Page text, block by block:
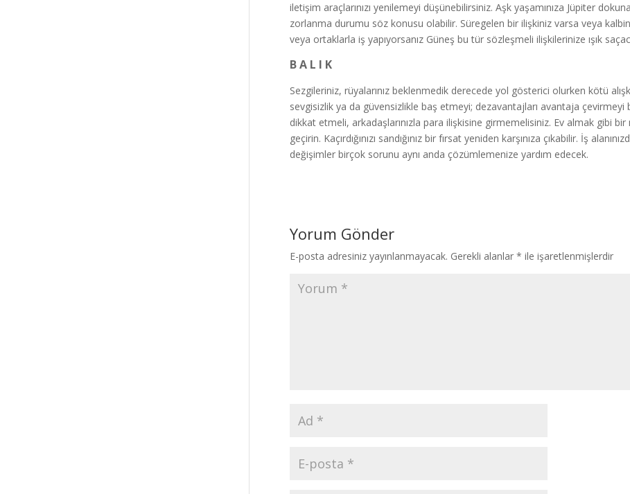
iletişim araçlarınızı yenilemeyi düşünebilirsiniz. Aşk yaşamınıza Jüpiter
zorlanma durumu söz konusu olabilir. Süregelen bir ilişkiniz varsa veya
veya ortaklarla iş yapıyorsanız Güneş bu tür sözleşmeli ilişkilerinize ışık
B A L I K
Sezgileriniz, rüyalarınız beklenmedik derecede yol gösterici olurken kötü
sevgisizlik ya da güvensizlikle baş etmeyi; dezavantajları avantaja çevirmeyi
dikkat etmeli, arkadaşlarınızla para ilişkisine girmemelisiniz. Ev almak gibi
geçirin. Kaçırdığınızı sandığınız bir fırsat yeniden karşınıza çıkabilir. İş
değişimler birçok sorunu aynı anda çözümlemenize yardım edecek.
Yorum Gönder
E-posta adresiniz yayınlanmayacak. Gerekli alanlar * ile işaretlenmişlerdir